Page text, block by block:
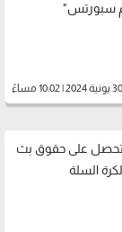
سبورتس"
30 يونية 2024 | 10:02 مساءً
تحصل على حقوق بث